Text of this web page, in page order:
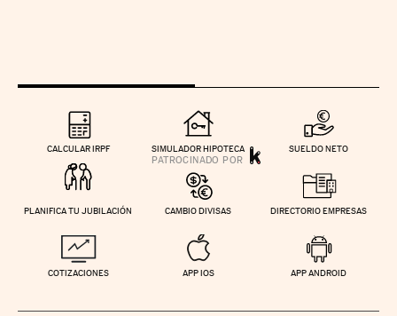
CALCULAR IRPF SIMULADOR HIPOTECA SUELDO NETO
PLANIFICA TU JUBILACIÓN CAMBIO DIVISAS DIRECTORIO EMPRESAS
COTIZACIONES APP IOS APP ANDROID